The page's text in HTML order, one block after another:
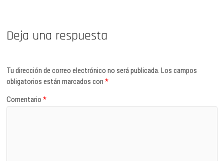
Deja una respuesta
Tu dirección de correo electrónico no será publicada. Los campos
obligatorios están marcados con*
Comentario*